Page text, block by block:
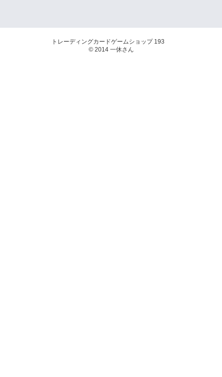
トレーディングカードゲームショップ 193
© 2014 一休さん